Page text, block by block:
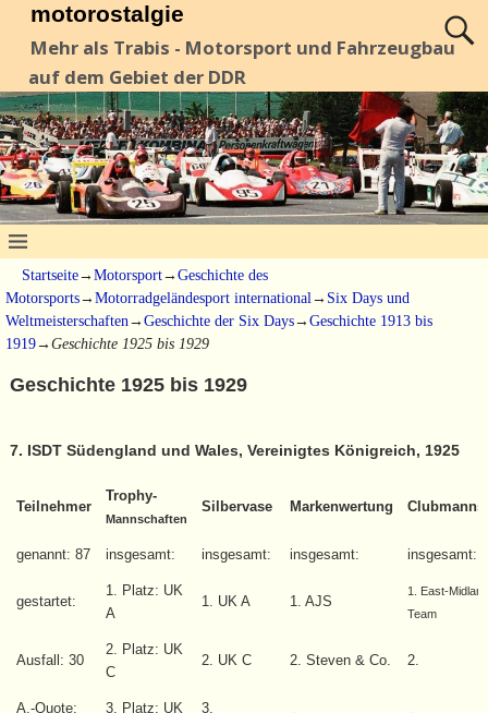
motorostalgie
Mehr als Trabis - Motorsport und Fahrzeugbau
auf dem Gebiet der DDR
Startseite→ Motorsport→ Geschichte des
Motorsports→ Motorradgeländesport international → Six Days und
Weltmeisterschaften → Geschichte der Six Days→ Geschichte 1913 bis
1919→ Geschichte 1925 bis 1929
Geschichte 1925 bis 1929
7. ISDT Südengland und Wales, Vereinigtes Königreich, 1925
Teilnehmer
Trophy-
Mannschaften
Silbervase Markenwertung
genannt: 87 insgesamt: insgesamt: insgesamt: insgesamt:
gestartet:
1. Platz: UK
A
1. UK A 1. AJS
1. East-
Team
Ausfall: 30
2. Platz: UK
C
2. UK C 2. Steven & Co. 2.
A.-Quote:
3. Platz: UK
3.